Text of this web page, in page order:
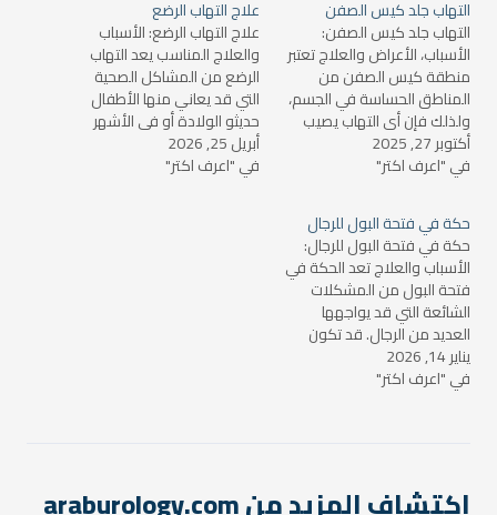
التهاب جلد كيس الصفن
التهاب جلد كيس الصفن:
الأسباب، الأعراض والعلاج تعتبر
منطقة كيس الصفن من
المناطق الحساسة في الجسم،
ولذلك فإن أي التهاب يصيب
هذه المنطقة يمكن أن يسبب
العديد من المشاكل الصحية
تكون مؤلمة أو مزعجة، وقد
تؤثر بشكل كبير على حياة…
أكتوبر 27, 2025
في "اعرف اكتر"
علاج التهاب الرضع
علاج التهاب الرضع: الأسباب
والعلاج المناسب يعد التهاب
الرضع من المشاكل الصحية
التي قد يعاني منها الأطفال
حديثو الولادة أو في الأشهر
الأولى من حياتهم. يتمثل
التهاب الرضع في تفاعل جسم
أبريل 25, 2026
في "اعرف اكتر"
حكة في فتحة البول للرجال
حكة في فتحة البول للرجال:
الأسباب والعلاج تعد الحكة في
فتحة البول من المشكلات
الشائعة التي قد يواجهها
العديد من الرجال. قد تكون
هذه الحكة مزعجة للغاية وقد
تؤثر على الراحة اليومية. في
يناير 14, 2026
في "اعرف اكتر"
اكتشاف المزيد من araburology.com